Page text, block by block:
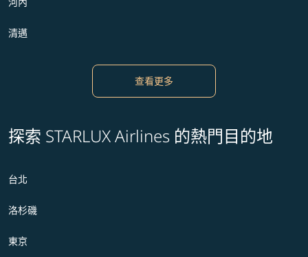
清邁
查看更多
探索 STARLUX Airlines 的熱門目的地
台北
洛杉磯
東京